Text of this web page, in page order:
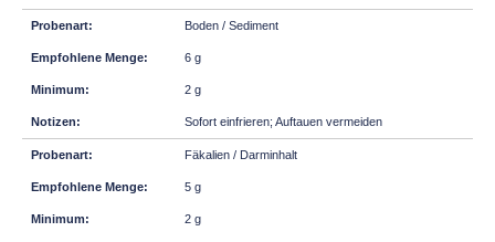
Boden / Sediment
6 g
2 g
Sofort einfrieren; Auftauen vermeiden
Fäkalien / Darminhalt
5 g
2 g